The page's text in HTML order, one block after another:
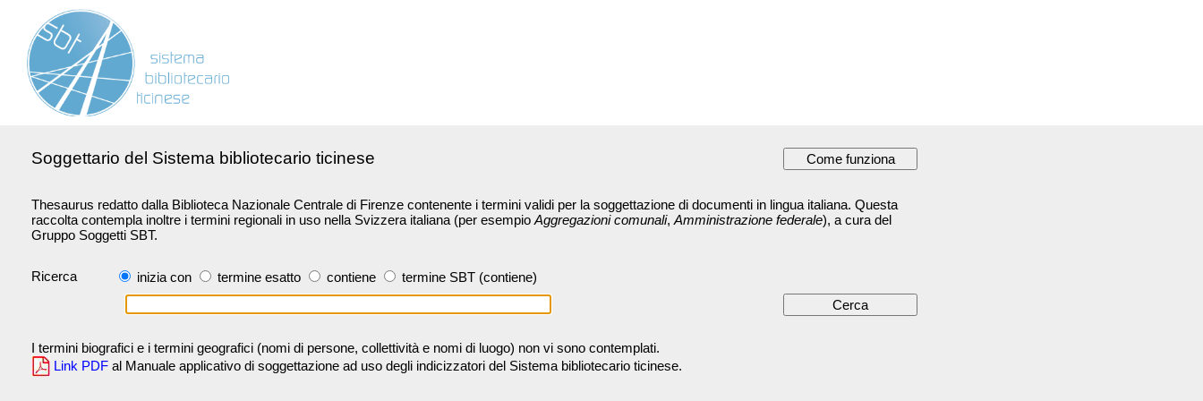
Soggettario del Sistema bibliotecario ticinese
Thesaurus redatto dalla Biblioteca Nazionale Centrale di Firenze contenente i termini validi per la soggettazione di documenti in lingua italiana. Questa
raccolta contempla inoltre i termini regionali in uso nella Svizzera italiana (per esempio Aggregazioni comunali, Amministrazione federale), a cura del
Gruppo Soggetti SBT.
Ricerca inizia con termine esatto contiene termine SBT (contiene)
I termini biografici e i termini geografici (nomi di persone, collettività e nomi di luogo) non vi sono contemplati.
Link PDF al Manuale applicativo di soggettazione ad uso degli indicizzatori del Sistema bibliotecario ticinese.